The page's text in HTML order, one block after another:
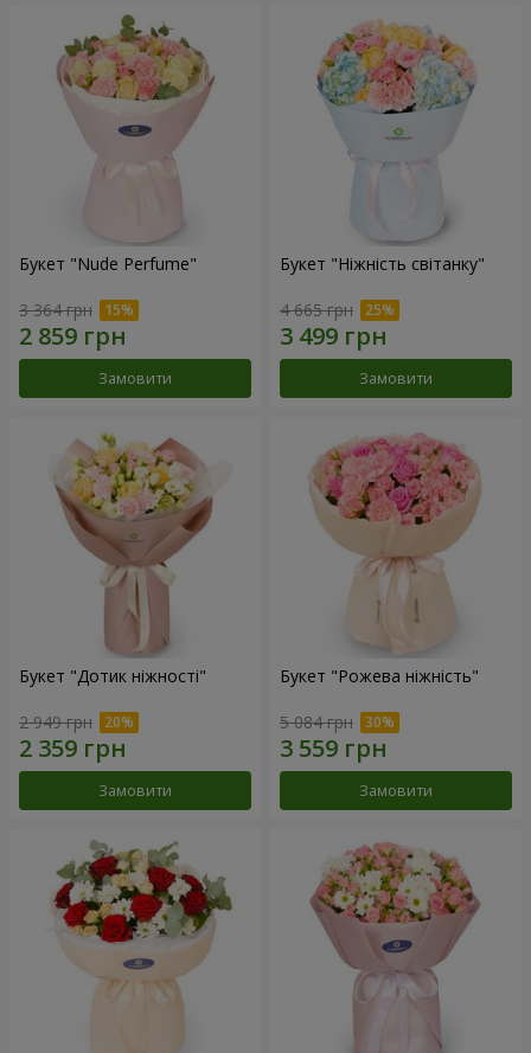
Букет "Nude Perfume"
3 364 грн
Замовити
Букет "Ніжність світанку"
4 665 грн
Замовити
Букет "Дотик ніжності"
2 949 грн
Замовити
Букет "Рожева ніжність"
5 084 грн
Замовити